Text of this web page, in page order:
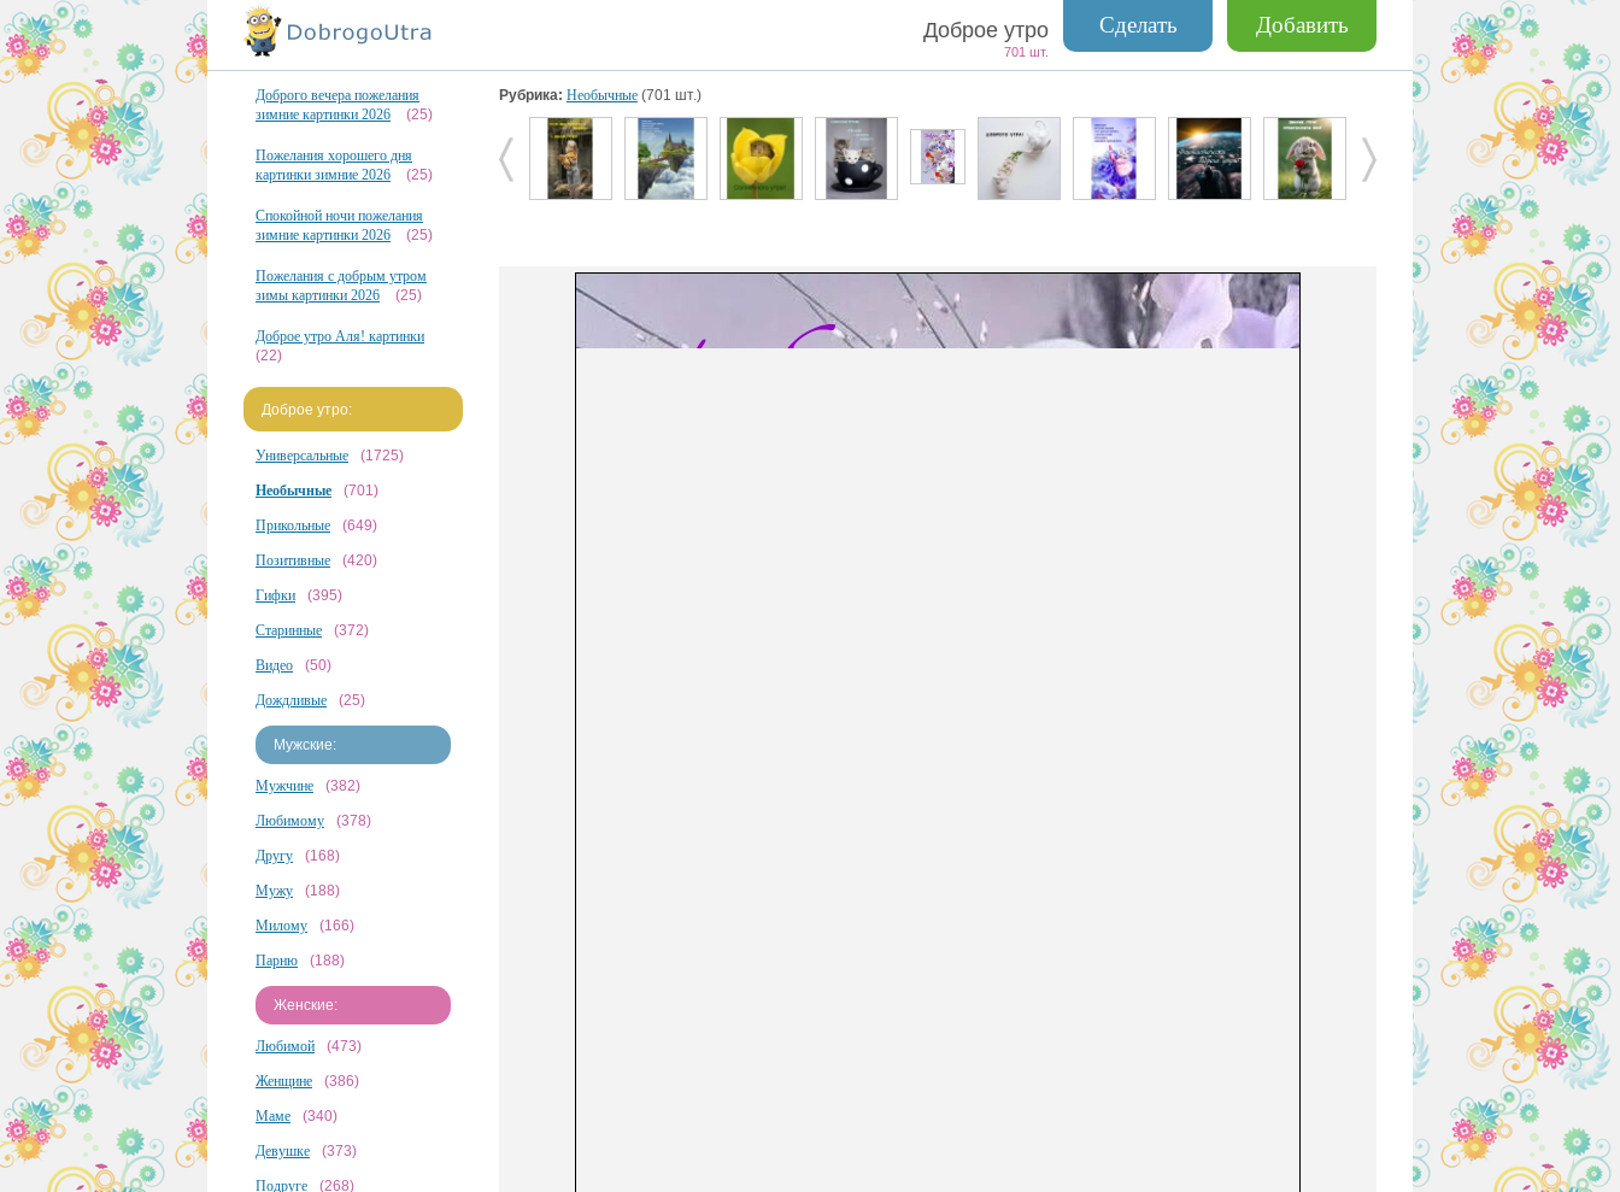
Добавить
Сделать
Доброе утро
701 шт.
Доброго вечера пожелания
зимние картинки 2026
(25)
Пожелания хорошего дня
картинки зимние 2026
(25)
Спокойной ночи пожелания
зимние картинки 2026
(25)
Пожелания с добрым утром
зимы картинки 2026
(25)
Доброе утро Аля! картинки
(22)
Доброе утро:
Универсальные (1725)
Необычные (701)
Прикольные (649)
Позитивные (420)
Гифки (395)
Старинные (372)
Видео (50)
Дождливые (25)
Мужские:
Мужчине (382)
Любимому (378)
Другу (168)
Мужу (188)
Милому (166)
Парню (188)
Женские:
Любимой (473)
Женщине (386)
Маме (340)
Девушке (373)
Подруге (268)
Рубрика: Необычные (701 шт.)